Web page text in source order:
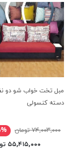
مبل تخت خواب شو دو
دسته کنسولی
۷۴,۰۰۳,۰۰۰ تومان
۵۵,۴۱۵,۰۰۰ تومان